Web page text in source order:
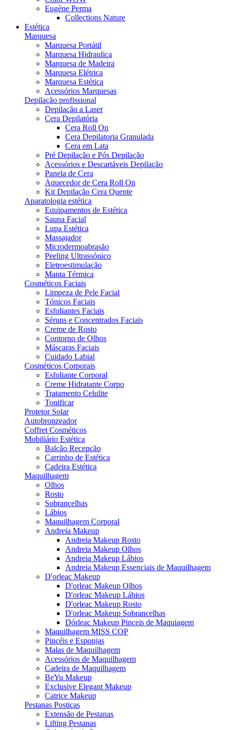
Eugène Perma
Collections Nature
Estética
Marquesa
Marquesa Portátil
Marquesa Hidraulica
Marquesa de Madeira
Marquesa Elétrica
Marquesa Estética
Acessórios Marquesas
Depilação profissional
Depilação a Laser
Cera Depilatória
Cera Roll On
Cera Depilatoria Granulada
Cera em Lata
Pré Depilação e Pós Depilação
Acessórios e Descartáveis Depilação
Panela de Cera
Aquecedor de Cera Roll On
Kit Depilação Cera Quente
Aparatologia estética
Equipamentos de Estética
Sauna Facial
Lupa Estética
Massajador
Microdermoabrasão
Peeling Ultrassónico
Eletroestimulação
Manta Térmica
Cosméticos Faciais
Limpeza de Pele Facial
Tónicos Faciais
Esfoliantes Faciais
Séruns e Concentrados Faciais
Creme de Rosto
Contorno de Olhos
Máscaras Faciais
Cuidado Labial
Cosméticos Corporais
Esfoliante Corporal
Creme Hidratante Corpo
Tratamento Celulite
Tonificar
Protetor Solar
Autobronzeador
Coffret Cosméticos
Mobiliário Estética
Balcão Recepção
Carrinho de Estética
Cadeira Estética
Maquilhagem
Olhos
Rosto
Sobrancelhas
Lábios
Maquilhagem Corporal
Andreia Makeup
Andreia Makeup Rosto
Andreia Makeup Olhos
Andreia Makeup Lábios
Andreia Makeup Essenciais de Maquilhagem
D'orleac Makeup
D'orleac Makeup Olhos
D'orleac Makeup Lábios
D'orleac Makeup Rosto
D'orleac Makeup Sobrancelhas
Dórleac Makeup Pinceis de Maquiagem
Maquilhagem MISS COP
Pincéis e Esponjas
Malas de Maquilhagem
Acessórios de Maquilhagem
Cadeira de Maquilhagem
BeYu Makeup
Exclusive Elegant Makeup
Catrice Makeup
Pestanas Postiças
Extensão de Pestanas
Lifting Pestanas